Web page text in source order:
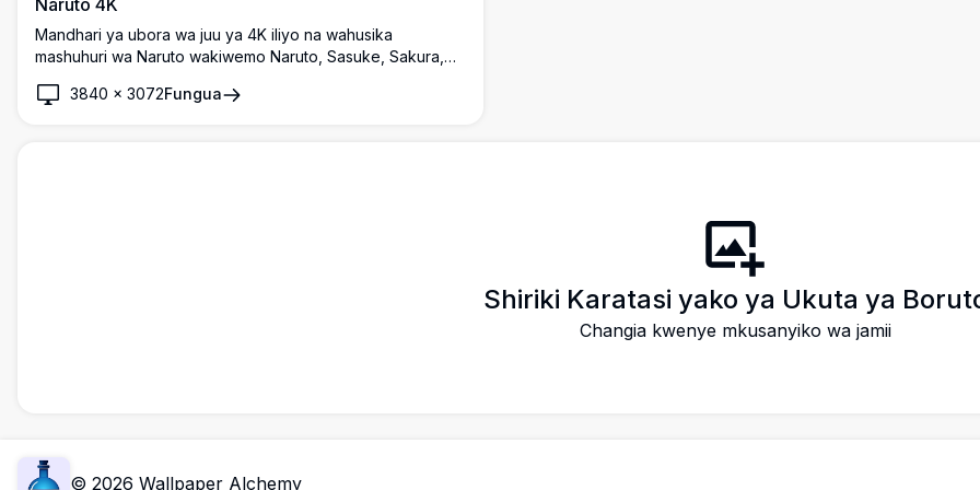
Naruto 4K
Mandhari ya ubora wa juu ya 4K iliyo na wahusika
mashuhuri wa Naruto wakiwemo Naruto, Sasuke, Sakura,
3840 × 3072Fungua
Shiriki Karatasi yako ya Ukuta ya
Changia kwenye mkusanyiko wa jamii
© 2026 Wallpaper Alchemy